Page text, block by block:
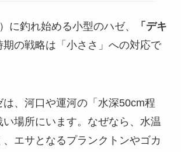
に釣れ始める小型のハゼ、
「デキ
期の戦略は「小ささ」への対応で
は、河口や運河の「水深50cm程
い場所にいます。なぜなら、水温
エサとなるプランクトンやゴカ